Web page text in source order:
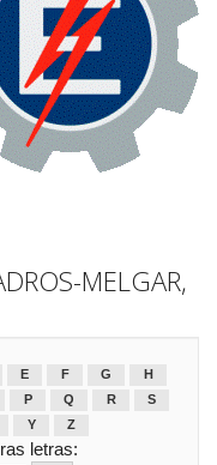
MELGAR,
E F G
H
P Q R
S
Y Z
letras: